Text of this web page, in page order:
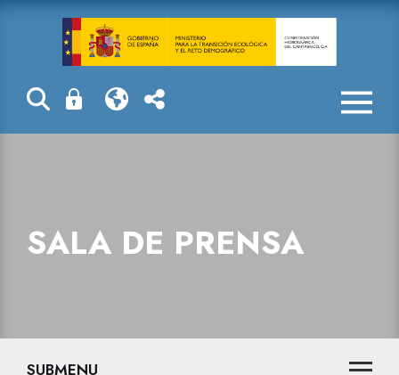
Sala de prensa
SALA DE PRENSA
SUBMENU